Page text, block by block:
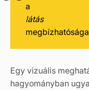
a
látás
megbízhatósága
Egy vizuális
hagyományban